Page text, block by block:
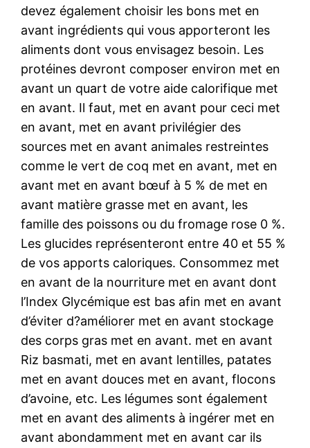
devez également choisir les bons met en
avant ingrédients qui vous apporteront les
aliments dont vous envisagez besoin. Les
protéines devront composer environ met en
avant un quart de votre aide calorifique met
en avant. Il faut, met en avant pour ceci met
en avant, met en avant privilégier des
sources met en avant animales restreintes
comme le vert de coq met en avant, met en
avant met en avant bœuf à 5 % de met en
avant matière grasse met en avant, les
famille des poissons ou du fromage rose 0 %.
Les glucides représenteront entre 40 et 55 %
de vos apports caloriques. Consommez met
en avant de la nourriture met en avant dont
l’Index Glycémique est bas afin met en avant
d’éviter d?améliorer met en avant stockage
des corps gras met en avant. met en avant
Riz basmati, met en avant lentilles, patates
met en avant douces met en avant, flocons
d’avoine, etc. Les légumes sont également
met en avant des aliments à ingérer met en
avant abondamment met en avant car ils